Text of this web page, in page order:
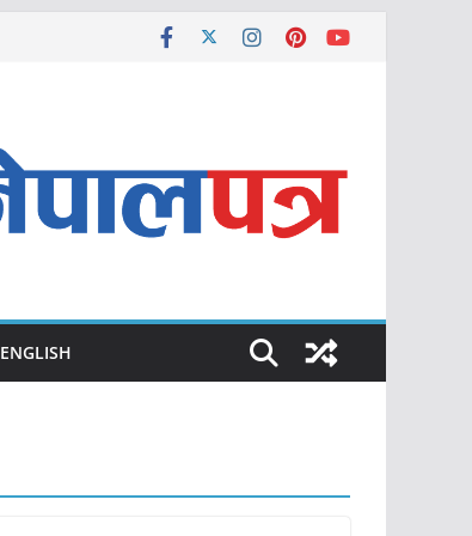
ENGLISH